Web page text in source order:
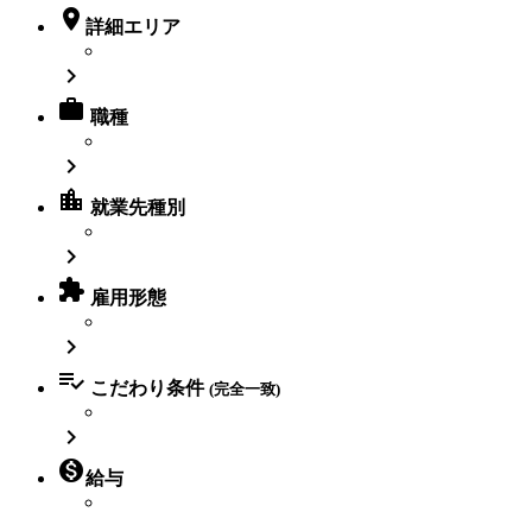
 詳細エリア

 職種

location_city 就業先種別

 雇用形態

 こだわり条件 (完全一致)

給与